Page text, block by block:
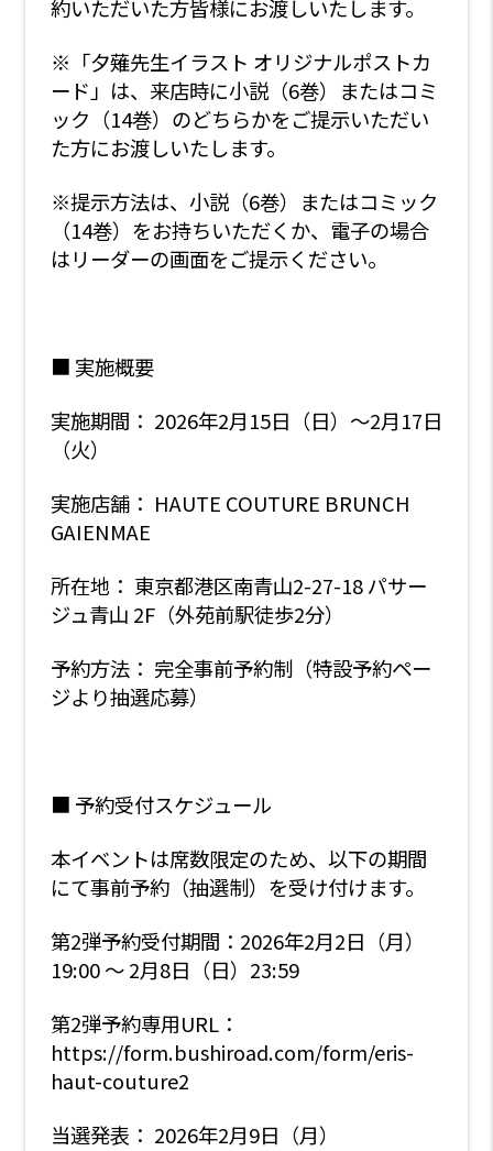
約いただいた方皆様にお渡しいたします。
※「夕薙先生イラスト オリジナルポストカ
ード」は、来店時に小説（6巻）またはコミ
ック（14巻）のどちらかをご提示いただい
た方にお渡しいたします。
※提示方法は、小説（6巻）またはコミック
（14巻）をお持ちいただくか、電子の場合
はリーダーの画面をご提示ください。
■ 実施概要
実施期間： 2026年2月15日（日）〜2月17日
（火）
実施店舗： HAUTE COUTURE BRUNCH
GAIENMAE
所在地： 東京都港区南青山2-27-18 パサー
ジュ青山 2F（外苑前駅徒歩2分）
予約方法： 完全事前予約制（特設予約ペー
ジより抽選応募）
■ 予約受付スケジュール
本イベントは席数限定のため、以下の期間
にて事前予約（抽選制）を受け付けます。
第2弾予約受付期間：2026年2月2日（月）
19:00 ～ 2月8日（日）23:59
第2弾予約専用URL：
https://form.bushiroad.com/form/eris-
haut-couture2
当選発表： 2026年2月9日（月）